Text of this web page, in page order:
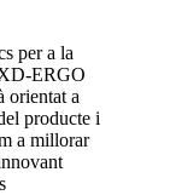
per a la
ERGO
orientat a
producte i
a millorar